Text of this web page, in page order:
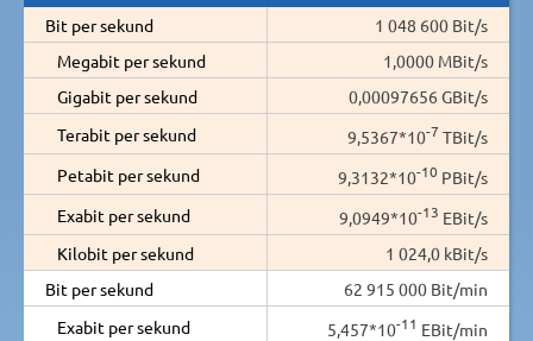
Bit per sekund
1 048 600 Bit/s
Megabit per sekund
1,0000 MBit/s
Gigabit per sekund
0,00097656 GBit/s
Terabit per sekund
9,5367*10-7 TBit/s
Petabit per sekund
9,3132*10-10 PBit/s
Exabit per sekund
9,0949*10-13 EBit/s
Kilobit per sekund
1 024,0 kBit/s
Bit per sekund
62 915 000 Bit/min
Exabit per sekund
5,457*10-11 EBit/min